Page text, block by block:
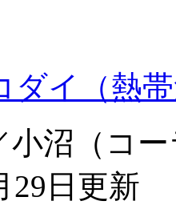
ダイ（熱
小沼（コ
29日更新